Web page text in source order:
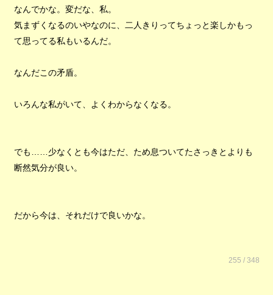
なんでかな。変だな、私。
気まずくなるのいやなのに、二人きりってちょっと楽しかもっ
て思ってる私もいるんだ。
なんだこの矛盾。
いろんな私がいて、よくわからなくなる。
でも……少なくとも今はただ、ため息ついてたさっきとよりも
断然気分が良い。
だから今は、それだけで良いかな。
255 / 348